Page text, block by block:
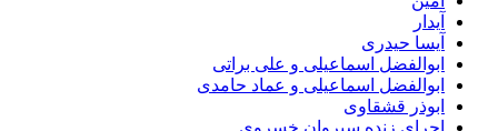
آیدار
آیسا حیدری
ابوالفضل اسماعیلی و علی براتی
ابوالفضل اسماعیلی و عماد حامدی
ابوذر قشقاوی
اجرای زنده سیروان خسروی